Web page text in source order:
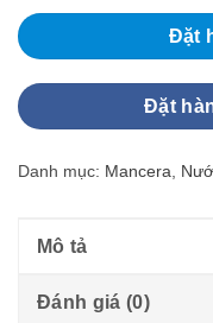
Đặt
Đặt
Danh mục: Mancera
Mô tả
Đánh giá (0)